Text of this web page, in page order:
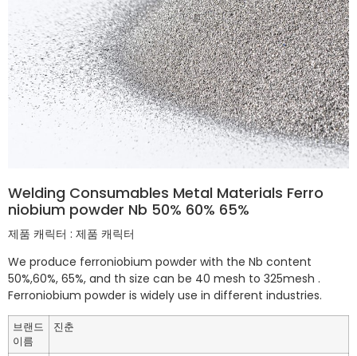
Welding Consumables Metal Materials Ferro
niobium powder Nb 50% 60% 65%
제품 캐릭터 : 제품 캐릭터
We produce ferroniobium powder with the Nb content
50%,60%, 65%, and th size can be 40 mesh to 325mesh .
Ferroniobium powder is widely use in different industries.
브랜드
이름
진춘